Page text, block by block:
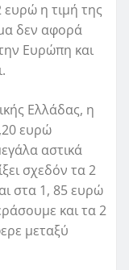
η τιμή της
δεν αφορά
Ευρώπη και
Ελλάδας, η
ευρώ
αστικά
σχεδόν τα 2
στα 1, 85 ευρώ
και τα 2
μεταξύ